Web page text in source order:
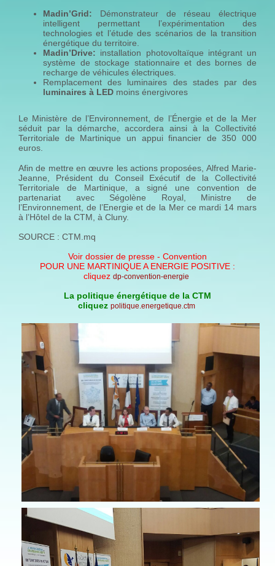
Madin’Grid: Démonstrateur de réseau électrique
intelligent permettant l’expérimentation des
technologies et l’étude des scénarios de la transition
énergétique du territoire.
Madin’Drive: installation photovoltaïque intégrant un
système de stockage stationnaire et des bornes de
recharge de véhicules électriques.
Remplacement des luminaires des stades par des
luminaires à LED moins énergivores
Le Ministère de l’Environnement, de l’Énergie et de la Mer
séduit par la démarche, accordera ainsi à la Collectivité
Territoriale de Martinique un appui financier de 350 000
euros.
Afin de mettre en œuvre les actions proposées, Alfred Marie-
Jeanne, Président du Conseil Exécutif de la Collectivité
Territoriale de Martinique, a signé une convention de
partenariat avec Ségolène Royal, Ministre de
l’Environnement, de l’Energie et de la Mer ce mardi 14 mars
à l’Hôtel de la CTM, à Cluny.
SOURCE : CTM.mq
Voir dossier de presse - Convention
POUR UNE MARTINIQUE A ENERGIE POSITIVE :
cliquez dp-convention-energie
La politique énergétique de la CTM
cliquez politique.energetique.ctm